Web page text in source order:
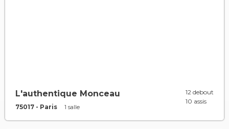
L'authentique Monceau
75017 - Paris 1 salle
12 debout
10 assis